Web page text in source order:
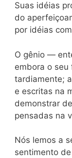
Suas idéias
do
por idéias
O gênio —
embora o seu
tardiamente;
e escritas na
demonstrar
pensadas na
Nós lemos a
sentimento